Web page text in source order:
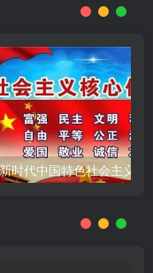
新时代中国特色社会主义